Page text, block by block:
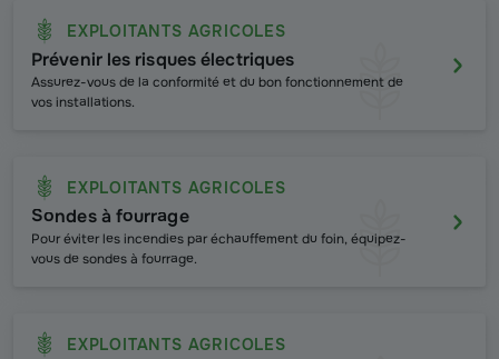
EXPLOITANTS AGRICOLES
Prévenir les risques électriques
Assurez-vous de la conformité et du bon fonctionnement de
vos installations.
EXPLOITANTS AGRICOLES
Sondes à fourrage
Pour éviter les incendies par échauffement du foin, équipez-
vous de sondes à fourrage.
EXPLOITANTS AGRICOLES